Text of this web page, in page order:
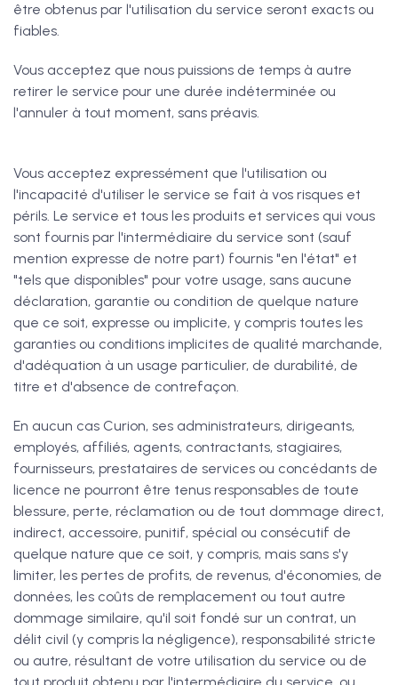
être obtenus par l'utilisation du service seront exacts ou
fiables.
Vous acceptez que nous puissions de temps à autre
retirer le service pour une durée indéterminée ou
l'annuler à tout moment, sans préavis.
Vous acceptez expressément que l'utilisation ou
l'incapacité d'utiliser le service se fait à vos risques et
périls. Le service et tous les produits et services qui vous
sont fournis par l'intermédiaire du service sont (sauf
mention expresse de notre part) fournis "en l'état" et
"tels que disponibles" pour votre usage, sans aucune
déclaration, garantie ou condition de quelque nature
que ce soit, expresse ou implicite, y compris toutes les
garanties ou conditions implicites de qualité marchande,
d'adéquation à un usage particulier, de durabilité, de
titre et d'absence de contrefaçon.
En aucun cas Curion, ses administrateurs, dirigeants,
employés, affiliés, agents, contractants, stagiaires,
fournisseurs, prestataires de services ou concédants de
licence ne pourront être tenus responsables de toute
blessure, perte, réclamation ou de tout dommage direct,
indirect, accessoire, punitif, spécial ou consécutif de
quelque nature que ce soit, y compris, mais sans s'y
limiter, les pertes de profits, de revenus, d'économies, de
données, les coûts de remplacement ou tout autre
dommage similaire, qu'il soit fondé sur un contrat, un
délit civil (y compris la négligence), responsabilité stricte
ou autre, résultant de votre utilisation du service ou de